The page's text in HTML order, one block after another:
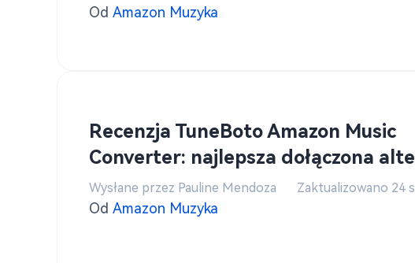
internetowy.
Od Amazon Muzyka
Recenzja TuneBoto Amazon Music
Converter: najlepsza dołączona
Wysłane przez Pauline Mendoza Zaktualizowano 24
Od Amazon Muzyka